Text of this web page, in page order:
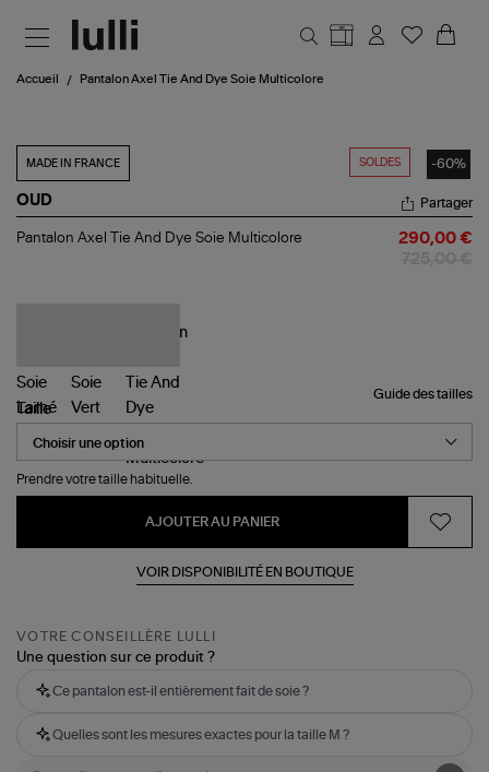
Accueil Pantalon Axel Tie And Dye Soie Multicolore
SOLDES -60%
MADE IN FRANCE
OUD
Pantalon
Partager
Pantalon Axel Tie And Dye Soie Multicolore 290,00 €
Guide des tailles
Taille
Prendre votre taille habituelle.
AJOUTER AU PANIER
VOIR DISPONIBILITÉ EN BOUTIQUE
VOTRE CONSEILLÈRE LULLI
Une question sur ce produit ?
Ce pantalon est-il entièrement fait de soie ?
Quelles sont les mesures exactes pour la taille M ?